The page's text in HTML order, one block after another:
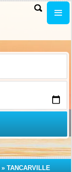
» TANCARVILLE